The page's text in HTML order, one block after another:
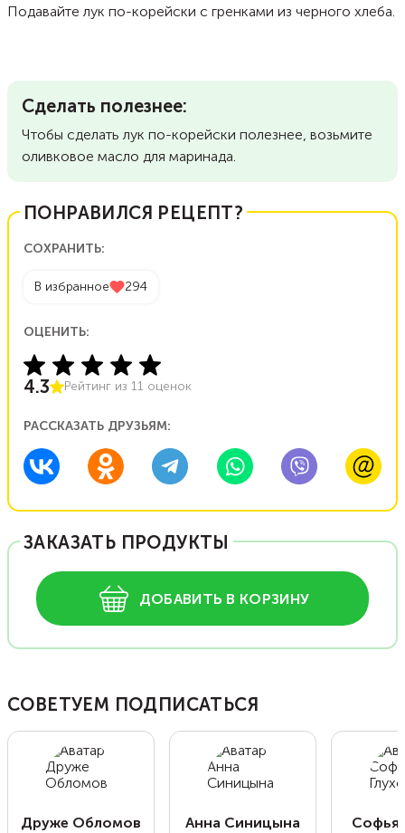
Подавайте лук по-корейски с гренками из черного хлеба.
Сделать полезнее:
Чтобы сделать лук по-корейски полезнее, возьмите
оливковое масло для маринада.
ПОНРАВИЛСЯ РЕЦЕПТ?
СОХРАНИТЬ:
В избранное 294
ОЦЕНИТЬ:
4.3 Рейтинг из 11 оценок
РАССКАЗАТЬ ДРУЗЬЯМ:
ЗАКАЗАТЬ ПРОДУКТЫ
ДОБАВИТЬ В КОРЗИНУ
СОВЕТУЕМ ПОДПИСАТЬСЯ
Друже Обломов Анна Синицына Софья